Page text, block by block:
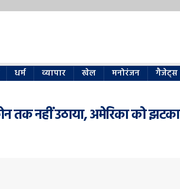
धर्म व्यापार खेल मनोरंजन गैजेट्स
तक नहीं उठाया, अमेरिका को झटका